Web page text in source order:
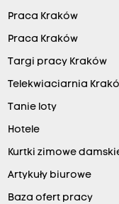
Praca Kraków
Praca Kraków
Targi pracy Kraków
Telekwiaciarnia
Tanie loty
Hotele
Kurtki zimowe
Artykuły biurowe
Baza ofert pracy